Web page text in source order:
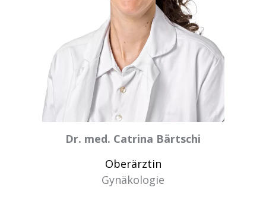
Dr. med. Catrina Bärtschi
Oberärztin
Gynäkologie